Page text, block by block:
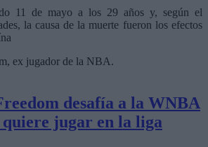
11 de mayo a los 29 años y, según el
la causa de la muerte fueron los efectos
desafía a la WNBA
jugar en la liga